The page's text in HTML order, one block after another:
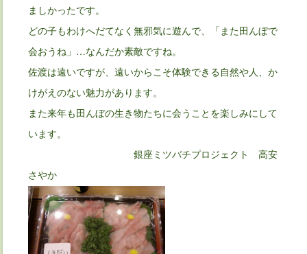
ましかったです。
どの子もわけへだてなく無邪気に遊んで、「また田んぼで
会おうね」…なんだか素敵ですね。
佐渡は遠いですが、遠いからこそ体験できる自然や人、か
けがえのない魅力があります。
また来年も田んぼの生き物たちに会うことを楽しみにして
います。
銀座ミツバチプロジェクト 高安
さやか